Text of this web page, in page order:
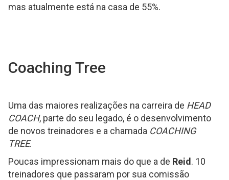
mas atualmente está na casa de 55%.
Coaching Tree
Uma das maiores realizações na carreira de HEAD
COACH, parte do seu legado, é o desenvolvimento
de novos treinadores e a chamada COACHING
TREE.
Poucas impressionam mais do que a de Reid . 10
treinadores que passaram por sua comissão